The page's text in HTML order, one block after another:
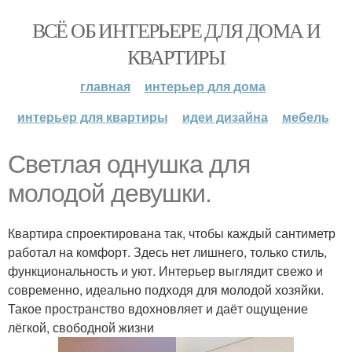
ВСЁ ОБ ИНТЕРЬЕРЕ ДЛЯ ДОМА И
КВАРТИРЫ
главная
интерьер для дома
интерьер для квартиры
идеи дизайна мебель
Светлая однушка для
молодой девушки.
Квартира спроектирована так, чтобы каждый сантиметр
работал на комфорт. Здесь нет лишнего, только стиль,
функциональность и уют. Интерьер выглядит свежо и
современно, идеально подходя для молодой хозяйки.
Такое пространство вдохновляет и даёт ощущение
лёгкой, свободной жизни